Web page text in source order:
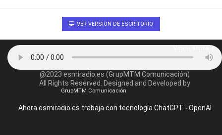
VER VERSIÓN DE ESCRITORIO
@2023 esmiradio.es (GrupMTM Comunicación)
All Rights Reserved. Designed and Developed by
GrupMTM Comunicación
Ahora esmiradio.es trabaja con tecnología ChatGPT - OpenAI